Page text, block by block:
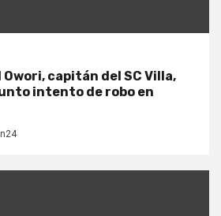
capitán del SC Villa,
intento de robo en